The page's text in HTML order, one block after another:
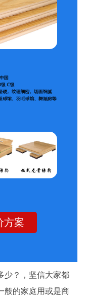
方案
少？，坚信大家都
般的家庭用或是商